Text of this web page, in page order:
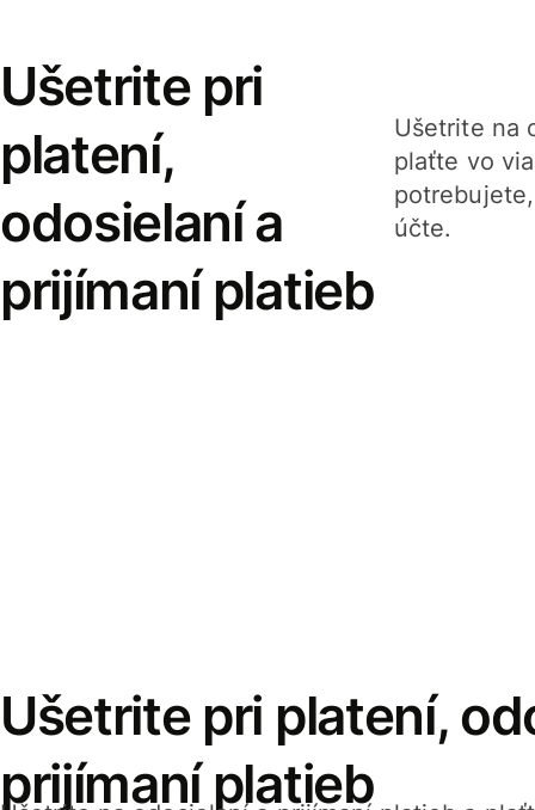
Ušetrite pri
platení,
odosielaní a
prijímaní platieb
Ušetrite na
plaťte vo
účte.
Ušetrite pri platení,
prijímaní platieb